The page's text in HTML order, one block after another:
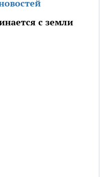
с земли